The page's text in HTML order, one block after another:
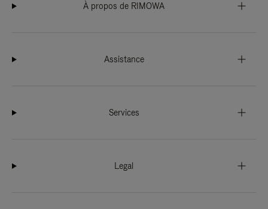
À propos de RIMOWA
Assistance
Services
Legal